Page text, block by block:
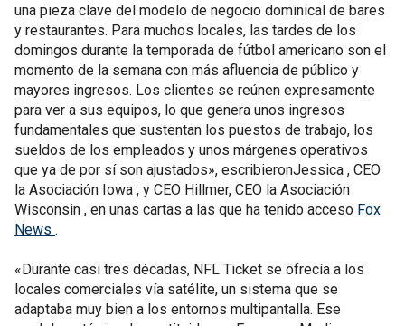
una pieza clave del modelo de negocio dominical de bares
y restaurantes. Para muchos locales, las tardes de los
domingos durante la temporada de fútbol americano son el
momento de la semana con más afluencia de público y
mayores ingresos. Los clientes se reúnen expresamente
para ver a sus equipos, lo que genera unos ingresos
fundamentales que sustentan los puestos de trabajo, los
sueldos de los empleados y unos márgenes operativos
que ya de por sí son ajustados», escribieronJessica , CEO
la Asociación Iowa , y CEO Hillmer, CEO la Asociación
Wisconsin , en unas cartas a las que ha tenido acceso Fox
News .
«Durante casi tres décadas, NFL Ticket se ofrecía a los
locales comerciales vía satélite, un sistema que se
adaptaba muy bien a los entornos multipantalla. Ese